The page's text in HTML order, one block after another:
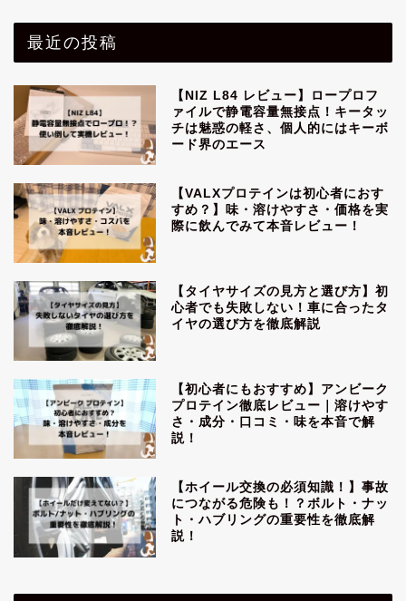
最近の投稿
【NIZ L84 レビュー】ロープロフ
ァイルで静電容量無接点！キータッ
チは魅惑の軽さ、個人的にはキーボ
ード界のエース
【VALXプロテインは初心者におす
すめ？】味・溶けやすさ・価格を実
際に飲んでみて本音レビュー！
【タイヤサイズの見方と選び方】初
心者でも失敗しない！車に合ったタ
イヤの選び方を徹底解説
【初心者にもおすすめ】アンビーク
プロテイン徹底レビュー｜溶けやす
さ・成分・口コミ・味を本音で解
説！
【ホイール交換の必須知識！】事故
につながる危険も！？ボルト・ナッ
ト・ハブリングの重要性を徹底解
説！